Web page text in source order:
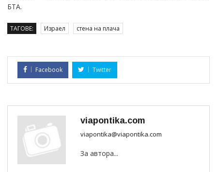
БТА.
ТАГОВЕ: Израел стена на плача
Facebook Twitter
viapontika.com
viapontika@viapontika.com
За автора...